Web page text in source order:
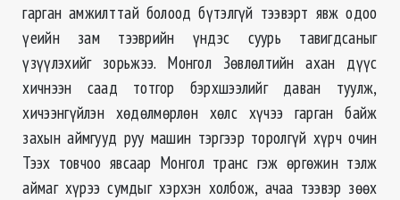
гарган амжилттай болоод бүтэлгүй тээвэрт явж одоо
үеийн зам тээврийн үндэс суурь тавигдсаныг
үзүүлэхийг зорьжээ. Монгол Зөвлөлтийн ахан дүүс
хичнээн саад тотгор бэрхшээлийг даван туулж,
хичээнгүйлэн хөдөлмөрлөн хөлс хүчээ гарган байж
захын аймгууд руу машин тэргээр торолгүй хүрч очин
Тээх товчоо явсаар Монгол транс гэж өргөжин тэлж
аймаг хүрээ сумдыг хэрхэн холбож, ачаа тээвэр зөөх